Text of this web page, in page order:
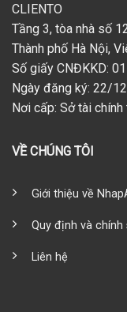
CLIENTO
Tầng 3, tòa nhà số
Thành phố Hà Nội,
Số giấy CNĐKKD:
Ngày đăng ký: 22/
Nơi cấp: Sở tài
VỀ CHÚNG TÔI
Giới thiệu về
Quy định và chính
Liên hệ